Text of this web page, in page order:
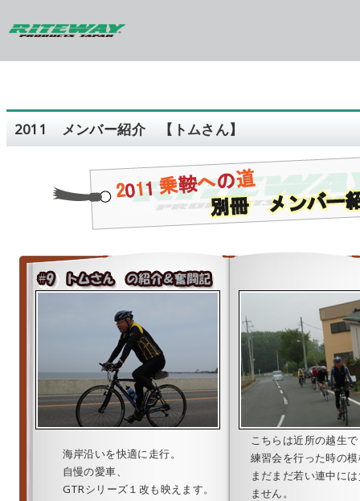
2011 メンバー紹介 【トムさん】
海岸沿いを快適に走行。
自慢の愛車、
GTRシリーズ１改も映えます。
こちらは近所の越生で
練習会を行った時の
まだまだ若い連中に
ません。